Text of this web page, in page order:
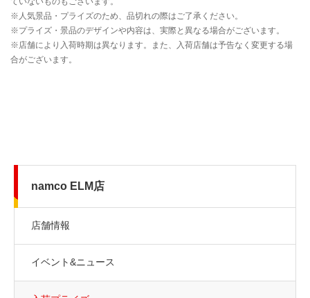
namco ELM店
店舗情報
イベント&ニュース